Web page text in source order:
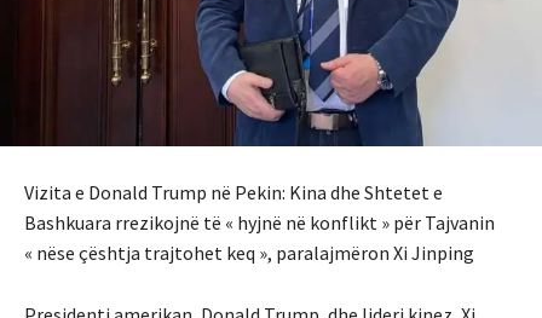
Vizita e Donald Trump në Pekin: Kina dhe Shtetet e
Bashkuara rrezikojnë të « hyjnë në konflikt » për Tajvanin
« nëse çështja trajtohet keq », paralajmëron Xi Jinping